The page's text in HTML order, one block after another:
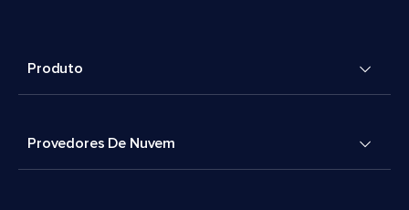
Produto
Provedores De Nuvem